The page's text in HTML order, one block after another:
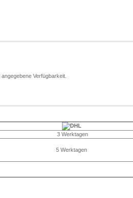
Verfügbarkeit.
3 Werktagen
5 Werktagen